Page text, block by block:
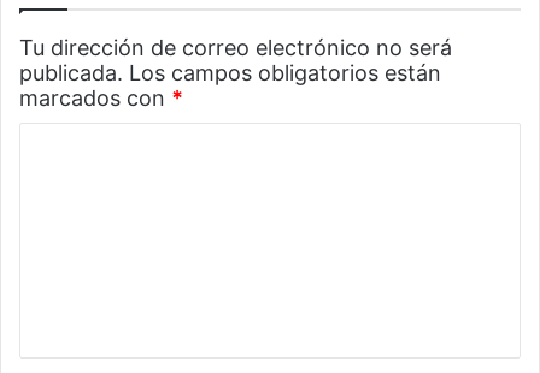
Tu dirección de correo electrónico no será
publicada. Los campos obligatorios están
marcados con *
a